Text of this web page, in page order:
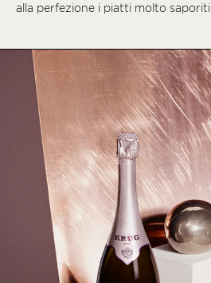
alla perfezione i piatti molto saporiti.